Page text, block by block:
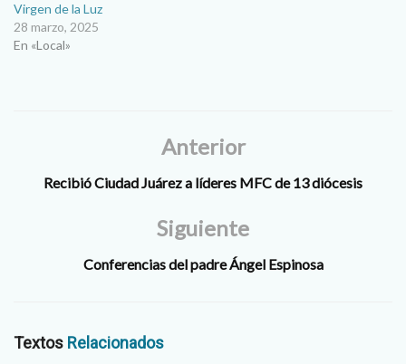
Virgen de la Luz
28 marzo, 2025
En «Local»
Anterior
Recibió Ciudad Juárez a líderes MFC de 13 diócesis
Siguiente
Conferencias del padre Ángel Espinosa
Textos Relacionados